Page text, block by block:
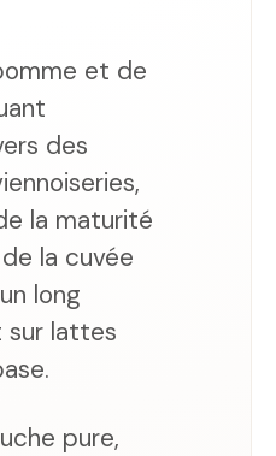
et de
des
la maturité
la cuvée
long
sur lattes
pure,